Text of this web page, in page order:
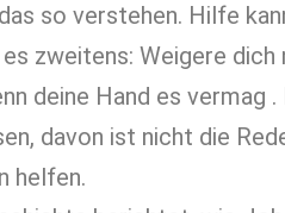
so verstehen. Hilfe
zweitens: Weigere dich
deine Hand es vermag .
davon ist nicht die
helfen.